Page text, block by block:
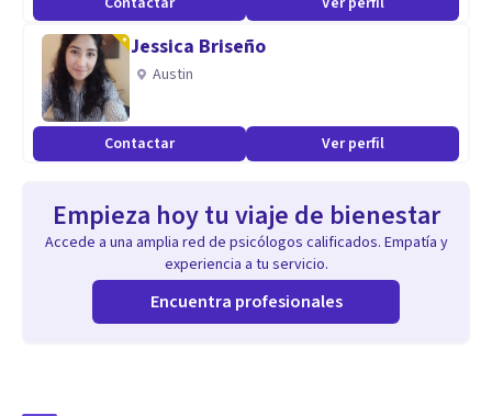
Jessica Briseño
Austin
Contactar Ver perfil
Empieza hoy tu viaje de bienestar
Accede a una amplia red de psicólogos calificados. Empatía y
experiencia a tu servicio.
Encuentra profesionales